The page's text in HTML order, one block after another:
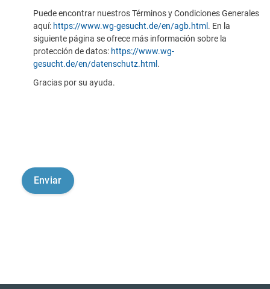
Puede encontrar nuestros Términos y Condiciones Generales
aquí: https://www.wg-gesucht.de/en/agb.html . En la
siguiente página se ofrece más información sobre la
protección de datos: https://www.wg-
gesucht.de/en/datenschutz.html .
Gracias por su ayuda.